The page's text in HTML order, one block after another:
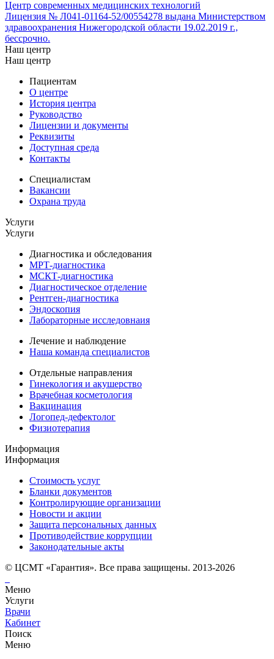
Центр современных медицинских технологий
Лицензия № Л041-01164-52/00554278 выдана Министерством
здравоохранения Нижегородской области 19.02.2019 г.,
бессрочно.
Наш центр
Наш центр
Пациентам
О центре
История центра
Руководство
Лицензии и документы
Реквизиты
Доступная среда
Контакты
Специалистам
Вакансии
Охрана труда
Услуги
Услуги
Диагностика и обследования
МРТ-диагностика
МСКТ-диагностика
Диагностическое отделение
Рентген-диагностика
Эндоскопия
Лабораторные исследовнаия
Лечение и наблюдение
Наша команда специалистов
Отдельные направления
Гинекология и акушерство
Врачебная косметология
Вакцинация
Логопед-дефектолог
Физиотерапия
Информация
Информация
Стоимость услуг
Бланки документов
Контролирующие организации
Новости и акции
Защита персональных данных
Противодействие коррупции
Законодательные акты
© ЦСМТ «Гарантия». Все права защищены. 2013-2026
Меню
Услуги
Врачи
Кабинет
Поиск
Меню